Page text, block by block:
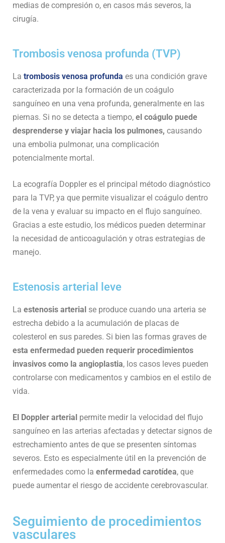
medias de compresión o, en casos más severos, la
cirugía.
Trombosis venosa profunda (TVP)
La trombosis venosa profunda es una condición grave
caracterizada por la formación de un coágulo
sanguíneo en una vena profunda, generalmente en las
piernas. Si no se detecta a tiempo, el coágulo puede
desprenderse y viajar hacia los pulmones, causando
una embolia pulmonar, una complicación
potencialmente mortal.
La ecografía Doppler es el principal método diagnóstico
para la TVP, ya que permite visualizar el coágulo dentro
de la vena y evaluar su impacto en el flujo sanguíneo.
Gracias a este estudio, los médicos pueden determinar
la necesidad de anticoagulación y otras estrategias de
manejo.
Estenosis arterial leve
La estenosis arterial se produce cuando una arteria se
estrecha debido a la acumulación de placas de
colesterol en sus paredes. Si bien las formas graves de
esta enfermedad pueden requerir procedimientos
invasivos como la angioplastia, los casos leves pueden
controlarse con medicamentos y cambios en el estilo de
vida.
El Doppler arterial permite medir la velocidad del flujo
sanguíneo en las arterias afectadas y detectar signos de
estrechamiento antes de que se presenten síntomas
severos. Esto es especialmente útil en la prevención de
enfermedades como la enfermedad carotídea, que
puede aumentar el riesgo de accidente cerebrovascular.
Seguimiento de procedimientos
vasculares